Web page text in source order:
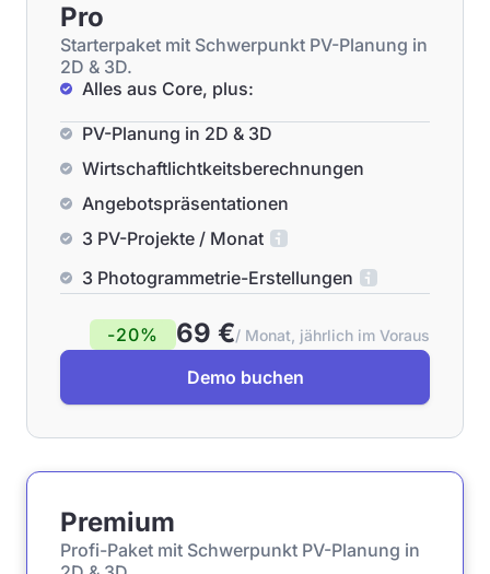
Pro
Starterpaket mit Schwerpunkt PV-Planung in
2D & 3D.
Alles aus Core, plus:
PV-Planung in 2D & 3D
Wirtschaftlichtkeitsberechnungen
Angebotspräsentationen
3 PV-Projekte / Monat
3 Photogrammetrie-Erstellungen
-20% 69 €/ Monat, jährlich im Voraus
Demo buchen
Premium
Profi-Paket mit Schwerpunkt PV-Planung in